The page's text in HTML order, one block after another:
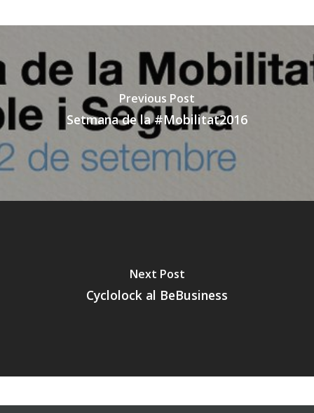
Previous Post
Setmana de la #Mobilitat2016
Next Post
Cyclolock al BeBusiness